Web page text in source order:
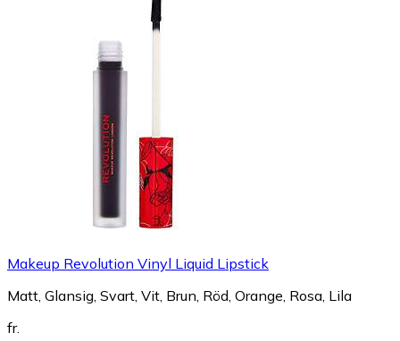
Makeup Revolution Vinyl Liquid Lipstick
Matt, Glansig, Svart, Vit, Brun, Röd, Orange, Rosa, Lila
fr.